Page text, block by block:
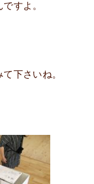
すよ。
下さいね。